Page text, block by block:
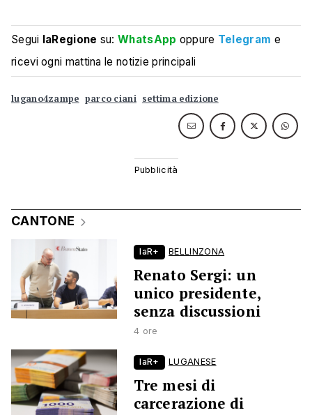
Segui laRegione su:WhatsApp oppure Telegram e
ricevi ogni mattina le notizie principali
lugano4zampe parco ciani settima edizione
CANTONE
laR+ BELLINZONA
Renato Sergi: un
unico presidente,
senza discussioni
4 ore
laR+ LUGANESE
Tre mesi di
carcerazione di